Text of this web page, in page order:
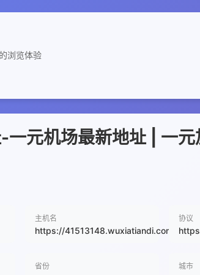
浏览体验
一元机场最新地址 | 一
主机名
https://41513148.wuxiatiandi.com
协议
https
省份 城市